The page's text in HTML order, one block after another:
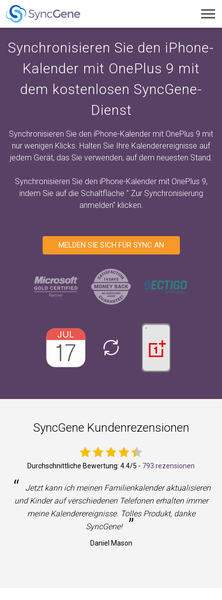
Synchronisieren Sie den iPhone-
Kalender mit OnePlus 9 mit
dem kostenlosen SyncGene-
Dienst
Synchronisieren Sie den iPhone-Kalender mit OnePlus 9 mit
nur wenigen Klicks. Halten Sie Ihre Kalenderereignisse auf
jedem Gerät, das Sie verwenden, auf dem neuesten Stand.
Synchronisieren Sie den iPhone-Kalender mit OnePlus 9,
indem Sie auf die Schaltfläche " Zur Synchronisierung
anmelden" klicken.
MELDEN SIE SICH FÜR SYNC AN
SyncGene Kundenrezensionen
Durchschnittliche Bewertung: 4.4/5 - 793 rezensionen
“
Jetzt kann ich meinen Familienkalender aktualisieren
und Kinder auf verschiedenen Telefonen erhalten immer
meine Kalenderereignisse. Tolles Produkt, danke
SyncGene!
”
Daniel Mason